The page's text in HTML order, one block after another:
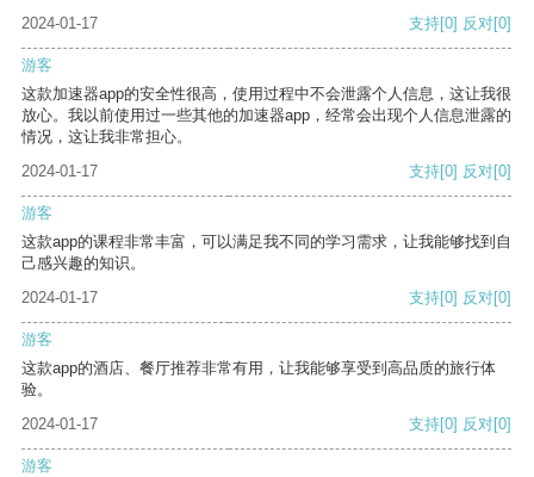
2024-01-17
支持[0] 反对[0]
游客
这款加速器app的安全性很高，使用过程中不会泄露个人信息，这让我很
放心。我以前使用过一些其他的加速器app，经常会出现个人信息泄露的
情况，这让我非常担心。
2024-01-17
支持[0] 反对[0]
游客
这款app的课程非常丰富，可以满足我不同的学习需求，让我能够找到自
己感兴趣的知识。
2024-01-17
支持[0] 反对[0]
游客
这款app的酒店、餐厅推荐非常有用，让我能够享受到高品质的旅行体
验。
2024-01-17
支持[0] 反对[0]
游客